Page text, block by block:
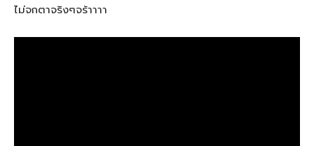
ไม่จกตาจริงๆจร้าาาา